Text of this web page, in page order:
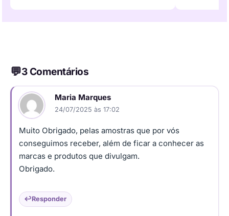
3 Comentários
Maria Marques
24/07/2025 às 17:02
Muito Obrigado, pelas amostras que por vós
conseguimos receber, além de ficar a conhecer as
marcas e produtos que divulgam.
Obrigado.
Responder